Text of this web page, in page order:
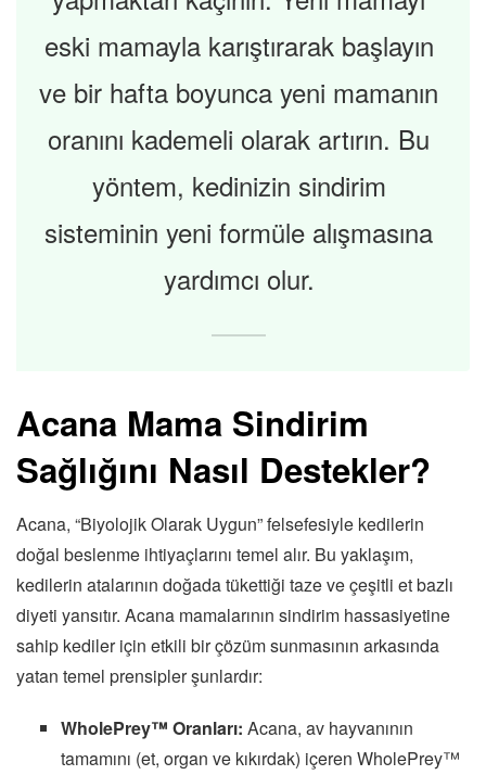
eski mamayla karıştırarak başlayın
ve bir hafta boyunca yeni mamanın
oranını kademeli olarak artırın. Bu
yöntem, kedinizin sindirim
sisteminin yeni formüle alışmasına
yardımcı olur.
Acana Mama Sindirim
Sağlığını Nasıl Destekler?
Acana, “Biyolojik Olarak Uygun” felsefesiyle kedilerin
doğal beslenme ihtiyaçlarını temel alır. Bu yaklaşım,
kedilerin atalarının doğada tükettiği taze ve çeşitli et bazlı
diyeti yansıtır. Acana mamalarının sindirim hassasiyetine
sahip kediler için etkili bir çözüm sunmasının arkasında
yatan temel prensipler şunlardır:
WholePrey™ Oranları: Acana, av hayvanının
tamamını (et, organ ve kıkırdak) içeren WholePrey™